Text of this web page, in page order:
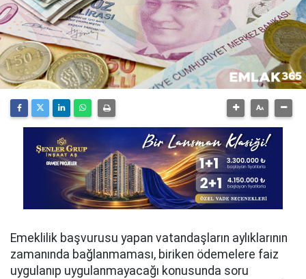
Emeklilik başvurusu yapan vatandaşların aylıklarının
zamanında bağlanmaması, biriken ödemelere faiz
uygulanıp uygulanmayacağı konusunda soru